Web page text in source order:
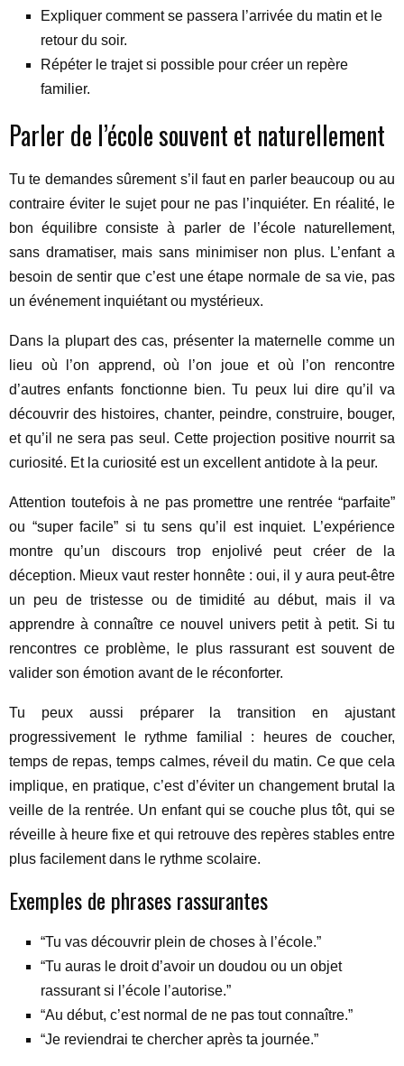
Expliquer comment se passera l’arrivée du matin et le
retour du soir.
Répéter le trajet si possible pour créer un repère
familier.
Parler de l’école souvent et naturellement
Tu te demandes sûrement s’il faut en parler beaucoup ou au
contraire éviter le sujet pour ne pas l’inquiéter. En réalité, le
bon équilibre consiste à parler de l’école naturellement,
sans dramatiser, mais sans minimiser non plus. L’enfant a
besoin de sentir que c’est une étape normale de sa vie, pas
un événement inquiétant ou mystérieux.
Dans la plupart des cas, présenter la maternelle comme un
lieu où l’on apprend, où l’on joue et où l’on rencontre
d’autres enfants fonctionne bien. Tu peux lui dire qu’il va
découvrir des histoires, chanter, peindre, construire, bouger,
et qu’il ne sera pas seul. Cette projection positive nourrit sa
curiosité. Et la curiosité est un excellent antidote à la peur.
Attention toutefois à ne pas promettre une rentrée “parfaite”
ou “super facile” si tu sens qu’il est inquiet. L’expérience
montre qu’un discours trop enjolivé peut créer de la
déception. Mieux vaut rester honnête : oui, il y aura peut-être
un peu de tristesse ou de timidité au début, mais il va
apprendre à connaître ce nouvel univers petit à petit. Si tu
rencontres ce problème, le plus rassurant est souvent de
valider son émotion avant de le réconforter.
Tu peux aussi préparer la transition en ajustant
progressivement le rythme familial : heures de coucher,
temps de repas, temps calmes, réveil du matin. Ce que cela
implique, en pratique, c’est d’éviter un changement brutal la
veille de la rentrée. Un enfant qui se couche plus tôt, qui se
réveille à heure fixe et qui retrouve des repères stables entre
plus facilement dans le rythme scolaire.
Exemples de phrases rassurantes
“Tu vas découvrir plein de choses à l’école.”
“Tu auras le droit d’avoir un doudou ou un objet
rassurant si l’école l’autorise.”
“Au début, c’est normal de ne pas tout connaître.”
“Je reviendrai te chercher après ta journée.”